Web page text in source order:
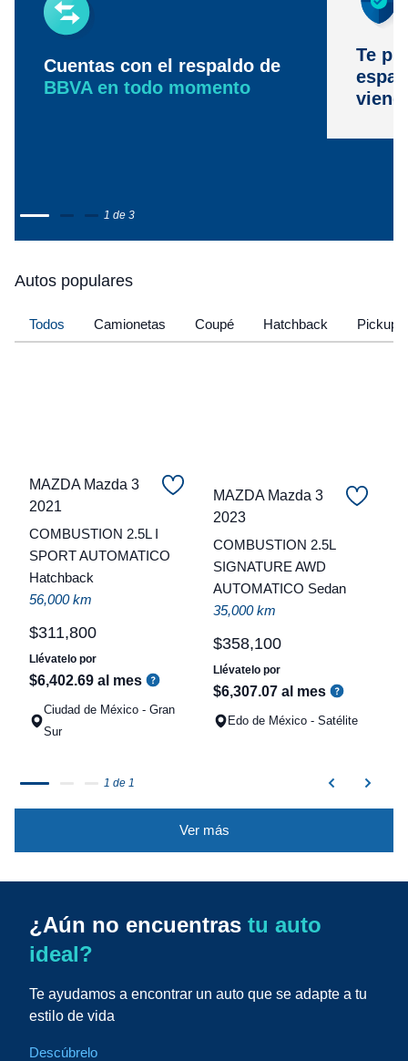
Cuentas con el respaldo de
BBVA en todo momento
Te
1 de 3
Autos populares
Todos Camionetas Coupé Hatchback Pickup
MAZDA Mazda 3
2021
COMBUSTION 2.5L I
SPORT AUTOMATICO
Hatchback
56,000 km
$311,800
Llévatelo por
$6,402.69 al mes
Ciudad de México - Gran
Sur
MAZDA Mazda 3
2023
COMBUSTION 2.5L
SIGNATURE AWD
AUTOMATICO Sedan
35,000 km
$358,100
Llévatelo por
$6,307.07 al mes
Edo de México - Satélite
1 de 1
Ver más
¿Aún no encuentras tu auto
ideal?
Te ayudamos a encontrar un auto que se adapte a tu
estilo de vida
Descúbrelo